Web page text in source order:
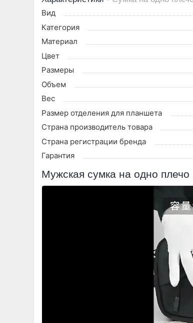
Вид
Категория
Материал
Цвет
Размеры
Объем
Вес
Размер отделения для планшета
Страна производитель товара
Страна регистрации бренда
Гарантия
Мужская сумка на одно